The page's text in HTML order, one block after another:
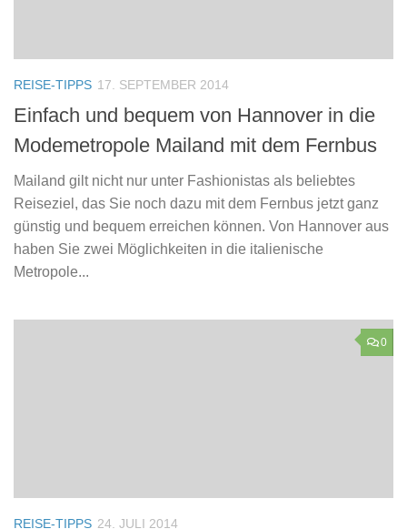
REISE-TIPPS 17. SEPTEMBER 2014
Einfach und bequem von Hannover in die
Modemetropole Mailand mit dem Fernbus
Mailand gilt nicht nur unter Fashionistas als beliebtes
Reiseziel, das Sie noch dazu mit dem Fernbus jetzt ganz
günstig und bequem erreichen können. Von Hannover aus
haben Sie zwei Möglichkeiten in die italienische
Metropole...
0
REISE-TIPPS 24. JULI 2014